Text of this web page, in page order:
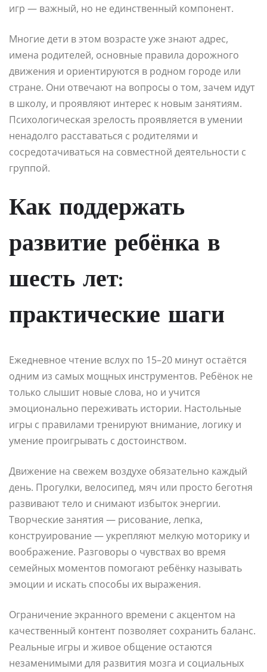
игр — важный, но не единственный компонент.
Многие дети в этом возрасте уже знают адрес,
имена родителей, основные правила дорожного
движения и ориентируются в родном городе или
стране. Они отвечают на вопросы о том, зачем идут
в школу, и проявляют интерес к новым занятиям.
Психологическая зрелость проявляется в умении
ненадолго расставаться с родителями и
сосредотачиваться на совместной деятельности с
группой.
Как поддержать
развитие ребёнка в
шесть лет:
практические шаги
Ежедневное чтение вслух по 15–20 минут остаётся
одним из самых мощных инструментов. Ребёнок не
только слышит новые слова, но и учится
эмоционально переживать истории. Настольные
игры с правилами тренируют внимание, логику и
умение проигрывать с достоинством.
Движение на свежем воздухе обязательно каждый
день. Прогулки, велосипед, мяч или просто беготня
развивают тело и снимают избыток энергии.
Творческие занятия — рисование, лепка,
конструирование — укрепляют мелкую моторику и
воображение. Разговоры о чувствах во время
семейных моментов помогают ребёнку называть
эмоции и искать способы их выражения.
Ограничение экранного времени с акцентом на
качественный контент позволяет сохранить баланс.
Реальные игры и живое общение остаются
незаменимыми для развития мозга и социальных